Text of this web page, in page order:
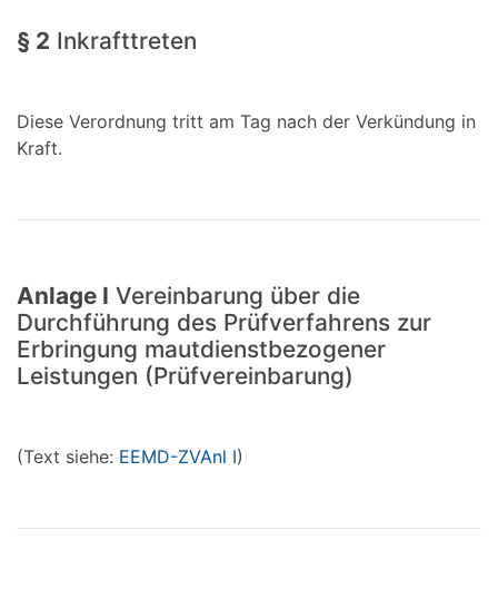
§ 2 Inkrafttreten
Diese Verordnung tritt am Tag nach der Verkündung in
Kraft.
Anlage I Vereinbarung über die
Durchführung des Prüfverfahrens zur
Erbringung mautdienstbezogener
Leistungen (Prüfvereinbarung)
(Text siehe: EEMD-ZVAnl I)